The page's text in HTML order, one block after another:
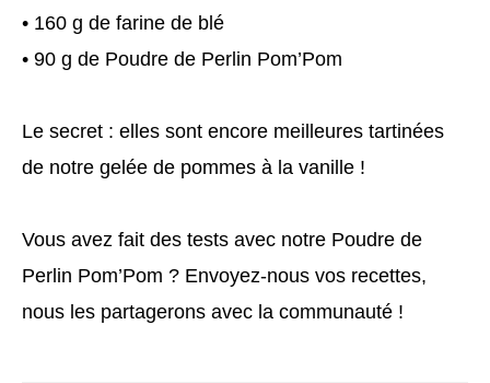
• 160 g de farine de blé
• 90 g de Poudre de Perlin Pom’Pom
Le secret : elles sont encore meilleures tartinées
de notre gelée de pommes à la vanille !
Vous avez fait des tests avec notre Poudre de
Perlin Pom’Pom ? Envoyez-nous vos recettes,
nous les partagerons avec la communauté !